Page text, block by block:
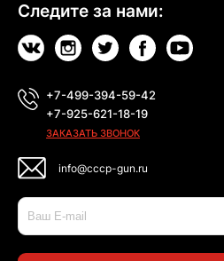
Следите за нами:
+7-499-394-59-42
+7-925-621-18-19
ЗАКАЗАТЬ ЗВОНОК
info@cccp-gun.ru